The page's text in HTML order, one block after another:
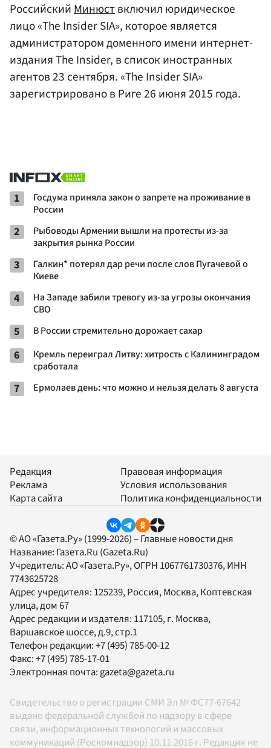
РоссийскийМинюствключил юридическое
лицо «The Insider SIA», которое является
администратором доменного имени интернет-
издания The Insider, в список иностранных
агентов 23 сентября. «The Insider SIA»
зарегистрировано в Риге 26 июня 2015 года.
1
Госдума приняла закон о запрете на проживание в
России
2
Рыбоводы Армении вышли на протесты из-за
закрытия рынка России
3
Галкин* потерял дар речи после слов Пугачевой о
Киеве
4
На Западе забили тревогу из-за угрозы окончания
СВО
5 В России стремительно дорожает сахар
6
Кремль переиграл Литву: хитрость с Калининградом
сработала
7 Ермолаев день: что можно и нельзя делать 8 августа
Редакция
Реклама
Карта сайта
Правовая информация
Условия использования
Политика конфиденциальности
© АО «Газета.Ру» (1999-2026) – Главные новости дня
Название: Газета.Ru (Gazeta.Ru)
Учредитель:АО «Газета.Ру», ОГРН 1067761730376, ИНН
7743625728
Адрес учредителя: 125239, Россия, Москва, Коптевская
улица, дом 67
Адрес редакции и издателя: 117105, г. Москва,
Варшавское шоссе, д.9, стр.1
Телефон редакции:+7 (495) 785-00-12
Факс:+7 (495) 785-17-01
Электронная почта: gazeta@gazeta.ru
Свидетельство о регистрации СМИ Эл № ФС77-67642
выдано федеральной службой по надзору в сфере
связи, информационных технологий и массовых
коммуникаций (Роскомнадзор) 10.11.2016 г. Редакция не